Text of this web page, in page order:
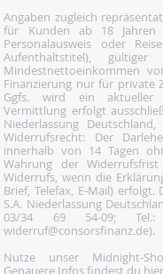
Angaben zugleich
für Kunden ab 18 Jahren
Personalausweis oder
Aufenthaltstitel),
Mindestnettoeinkommen
Finanzierung nur für private
Ggfs. wird ein aktueller
Vermittlung erfolgt
Niederlassung
Widerrufsrecht: Der
innerhalb von 14 Tagen
Wahrung der
Widerrufs, wenn die
Brief, Telefax, E-Mail)
S.A. Niederlassung
03/34 69 54-09;
widerruf@consorsfinanz.de).
Nutze unser Midnight-
Genauere Infos findest du hier